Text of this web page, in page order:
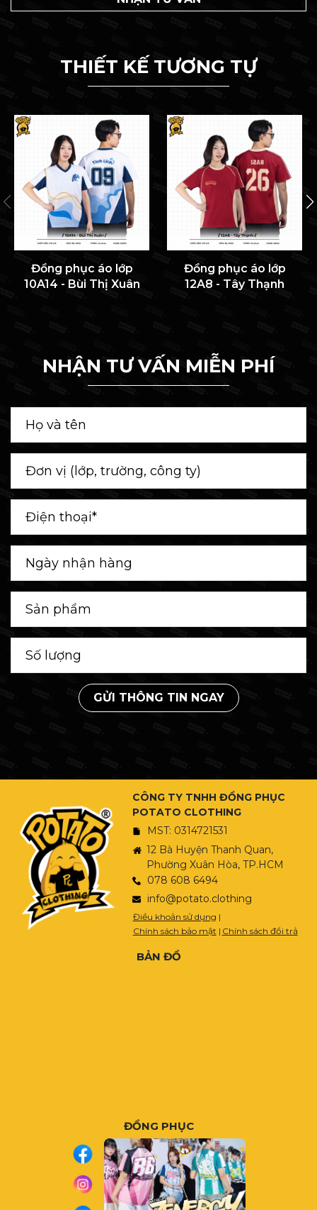
THIẾT KẾ TƯƠNG TỰ
Đồng phục áo lớp
10A14 - Bùi Thị Xuân
Đồng phục áo lớp
12A8 - Tây Thạnh
NHẬN TƯ VẤN MIỄN PHÍ
GỬI THÔNG TIN NGAY
CÔNG TY TNHH ĐỒNG PHỤC
POTATO CLOTHING
MST: 0314721531
12 Bà Huyện Thanh Quan,
Phường Xuân Hòa, TP.HCM
078 608 6494
info@potato.clothing
Điều khoản sử dụng |
Chính sách bảo mật | Chính sách đổi trả
BẢN ĐỒ
ĐỒNG PHỤC